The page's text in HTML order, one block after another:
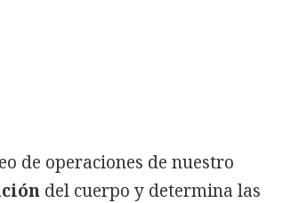
de operaciones de nuestro
del cuerpo y determina las